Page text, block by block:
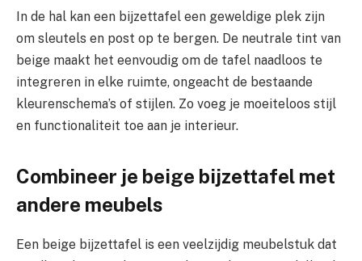
In de hal kan een bijzettafel een geweldige plek zijn
om sleutels en post op te bergen. De neutrale tint van
beige maakt het eenvoudig om de tafel naadloos te
integreren in elke ruimte, ongeacht de bestaande
kleurenschema’s of stijlen. Zo voeg je moeiteloos stijl
en functionaliteit toe aan je interieur.
Combineer je beige bijzettafel met
andere meubels
Een beige bijzettafel is een veelzijdig meubelstuk dat